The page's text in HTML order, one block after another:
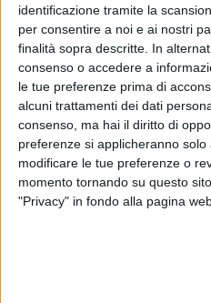
identificazione tramite la
per consentire a noi e ai nostri
finalità sopra descritte. In
consenso o accedere a
le tue preferenze prima di
alcuni trattamenti dei dati
consenso, ma hai il diritto di
preferenze si applicheranno
modificare le tue preferenze o
momento tornando su questo
"Privacy" in fondo alla pagina
NEWS 21 set 2020
Karaoke
Mediterranea
Ecco i numeri. Dischi
Meta, Aiello e DRD